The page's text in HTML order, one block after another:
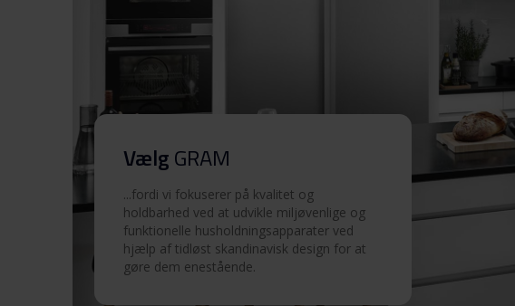
Download
Betjeningsvejledninger
Download
(SV,FI)
Produktbillede IO 12630-92 X
VælgGRAM
...fordi vi fokuserer på kvalitet og
holdbarhed ved at udvikle miljøvenlige og
funktionelle husholdningsapparater ved
hjælp af tidløst skandinavisk design for at
gøre dem enestående.